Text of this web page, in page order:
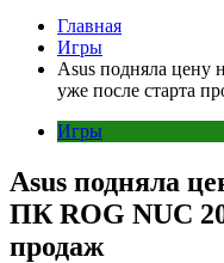
Главная
Игры
Asus подняла
уже после старта
Игры
Asus подняла
ПК ROG NUC
продаж